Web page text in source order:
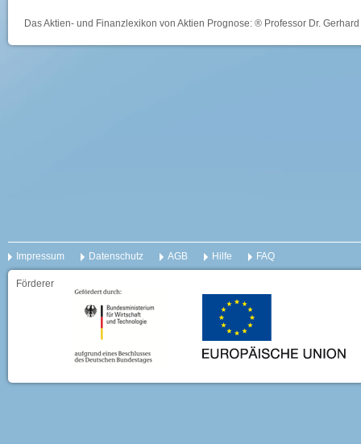
Das Aktien- und Finanzlexikon von Aktien Prognose: ® Professor Dr.
Impressum Datenschutz AGB Hilfe FAQ
Förderer